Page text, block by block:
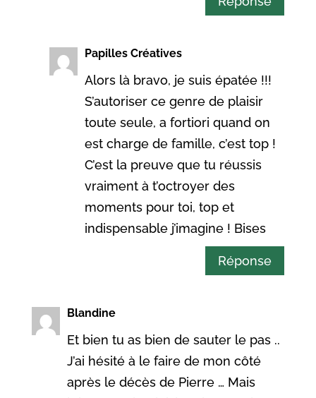
Papilles Créatives
Alors là bravo, je suis épatée !!!
S’autoriser ce genre de plaisir
toute seule, a fortiori quand on
est charge de famille, c’est top !
C’est la preuve que tu réussis
vraiment à t’octroyer des
moments pour toi, top et
indispensable j’imagine ! Bises
Réponse
Blandine
Et bien tu as bien de sauter le pas ..
J’ai hésité à le faire de mon côté
après le décès de Pierre … Mais